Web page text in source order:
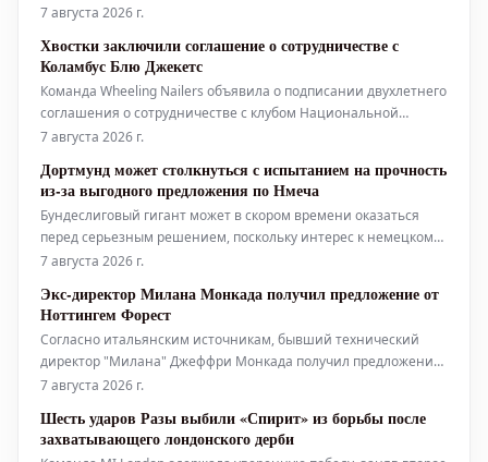
Washington Capitals и АХЛ Hershey Bears, объявил о продлении
сезон 2026-27. Уилкінс возвращается в команду.
7 августа 2026 г.
Хвостки заключили соглашение о сотрудничестве с
Коламбус Блю Джекетс
Команда Wheeling Nailers объявила о подписании двухлетнего
соглашения о сотрудничестве с клубом Национальной
хоккейной лиги (НХЛ) Columbus Blue Jackets и клубом
соглашение вступает в силу с...
7 августа 2026 г.
Дортмунд может столкнуться с испытанием на прочность
из-за выгодного предложения по Нмеча
Бундеслиговый гигант может в скором времени оказаться
перед серьезным решением, поскольку интерес к немецкому
интернационалу усиливается. Есть вероятность, что
непростое решение. По данным источников, интерес к
полузащитнику Феликсу Н
7 августа 2026 г.
Экс-директор Милана Монкада получил предложение от
Ноттингем Форест
Согласно итальянским источникам, бывший технический
директор "Милана" Джеффри Монкада получил предложение
возглавить спортивный департамент английского клуба
директора "Милана" вместе с другими ключевыми сотрудник
7 августа 2026 г.
Шесть ударов Разы выбили «Спирит» из борьбы после
захватывающего лондонского дерби